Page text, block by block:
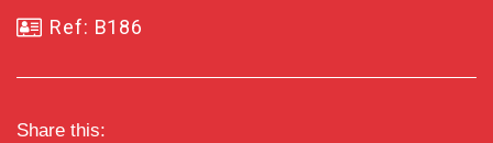
Ref: B186
Share this: